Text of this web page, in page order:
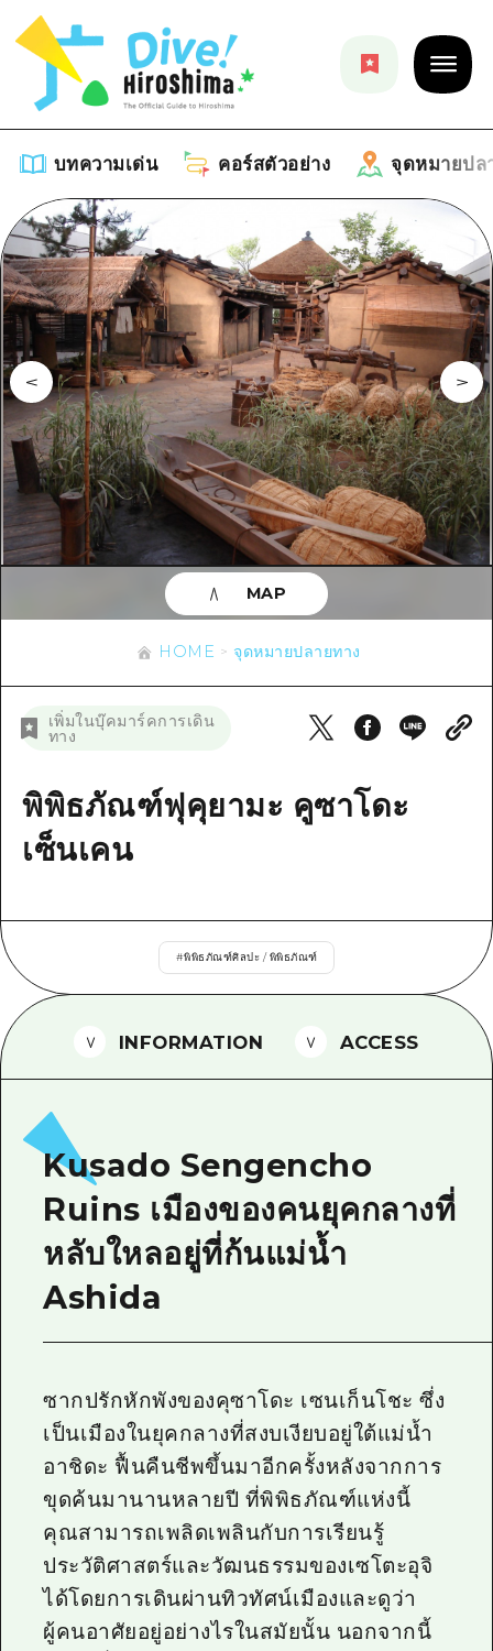
บทความเด่น คอร์สตัวอย่าง จุดหมายปล
บทความเด่น
รายการ
คำแนะนำ
ศิลปะ
งานอีเว้นท์ / เทศกาล
อาหารรสเลิศ / สุรา
การปั่นจักรยาน
ช้อปปิ้ง
กีฬา
สถานบันเทิงยามค่ำคืน
มาตรฐาน
ธรรมชาติ
คอร์สตัวอย่าง
รายการ
คู่มือ Dive! Hiroshima
ฮิโรชิม่า โมชิ โมชิ ทราเวล
บริเวณรอบเมืองฮิโรชิม่า
อากิ
บิงโก
บริเวณรอบๆ มิยาจิมะ
จุดหมายปลายทาง
รายการ
บริเวณรอบเมืองฮิโรชิม่า
บิงโก
บิโฮคุ
เกโฮคุ
จังหวัดเอฮิเมะ
ชิมาเนะ
อีเว้นท์
ข้อมูลตามฤดูกาล
ข้อมูลที่เป็นประโยชน์
รายการ
เข้าถึงเข้าถึง
สรุปการจราจรรอง
ตั๋วเที่ยวคุ้มค่าตั๋วเที่ยวคุ้มค่า
TRAVELPAL International
ดาวน์โหลดรูปภาพ
ข้อมูลการขนส่งระหว่างเกิดภัยพิบัติ
ข่าว
HOME จุดหมายปลายทาง
เพิ่มในบุ๊คมาร์คการเดิน
ทาง
พิพิธภัณฑ์ฟุคุยามะ คูซาโดะ
เซ็นเคน
#พิพิธภัณฑ์ศิลปะ / พิพิธภัณฑ์
MAP
INFORMATION ACCESS
Kusado Sengencho
Ruins เมืองของคนยุคกลางที่
หลับใหลอยู่ที่ก้นแม่น้ำ
Ashida
ซากปรักหักพังของคุซาโดะ เซนเก็นโชะ ซึ่ง
เป็นเมืองในยุคกลางที่สงบเงียบอยู่ใต้แม่น้ำ
อาชิดะ ฟื้นคืนชีพขึ้นมาอีกครั้งหลังจากการ
ขุดค้นมานานหลายปี ที่พิพิธภัณฑ์แห่งนี้
คุณสามารถเพลิดเพลินกับการเรียนรู้
ประวัติศาสตร์และวัฒนธรรมของเซโตะอุจิ
ได้โดยการเดินผ่านทิวทัศน์เมืองและดูว่า
ผู้คนอาศัยอยู่อย่างไรในสมัยนั้น นอกจากนี้